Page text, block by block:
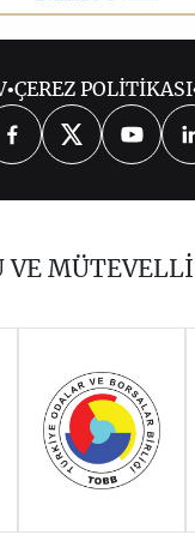
2025
2022
•ÇEREZ POLİTİKASI
VE